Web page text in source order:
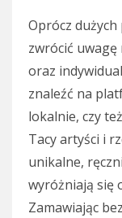
Oprócz
zwrócić uwagę
oraz
znaleźć na
lokalnie, czy
Tacy artyści i
unikalne,
wyróżniają się
Zamawiając